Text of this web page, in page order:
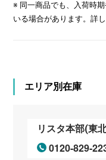
※ 同一商品でも、入荷時
いる場合があります。詳
エリア別在庫
リスタ本部(東
0120-829-